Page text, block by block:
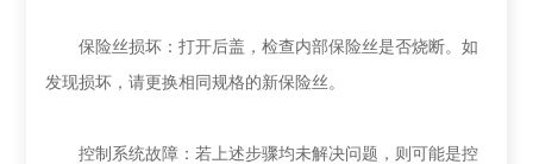
保险丝损坏：打开后盖，检查内部保险丝是否烧断。如
发现损坏，请更换相同规格的新保险丝。
控制系统故障：若上述步骤均未解决问题，则可能是控